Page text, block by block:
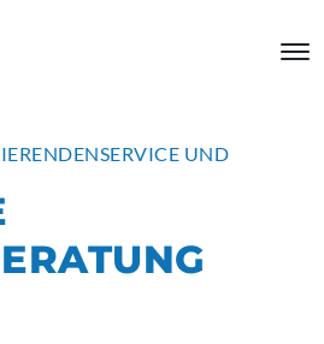
UND